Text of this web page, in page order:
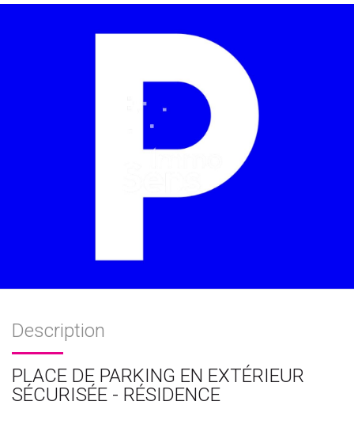
Description
PLACE DE PARKING EN EXTÉRIEUR
SÉCURISÉE - RÉSIDENCE